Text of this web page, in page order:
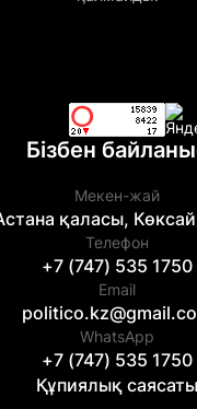
Бізбен
Мекен-жай
қаласы,
Телефон
+7 (747) 535 1750
Email
WhatsApp
+7 (747) 535 1750
Құпиялық саясаты